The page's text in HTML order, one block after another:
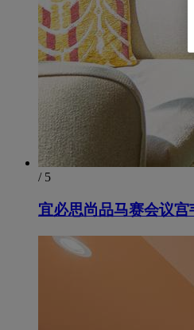
/ 5
宜必思尚品马赛会议